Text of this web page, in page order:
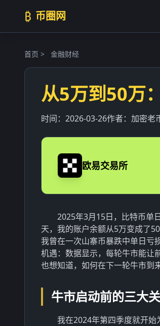
₿ 币圈网
首页 > 金融财经
从5万到50万
时间： 2026-03-26作者： 加密老
欧易交易所
2025年3月15日，比特币单
天，我的账户余额从5万变成了
我曾在一次山寨币暴跌中单日亏
机遇：数据显示，每轮牛市能让
也想知道，如何在下一轮牛市到
牛市启动前的三大
我在2024年第四季度就开